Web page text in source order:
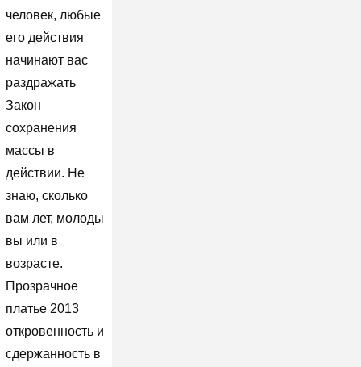
человек, любые
его действия
начинают вас
раздражать
Закон
сохранения
массы в
действии. Не
знаю, сколько
вам лет, молоды
вы или в
возрасте.
Прозрачное
платье 2013
откровенность и
сдержанность в